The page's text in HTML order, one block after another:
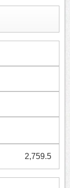
2,759.5